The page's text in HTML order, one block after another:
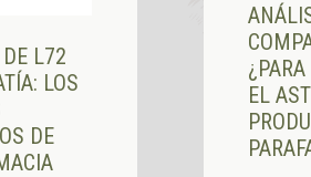
L72
LOS
DE
EL